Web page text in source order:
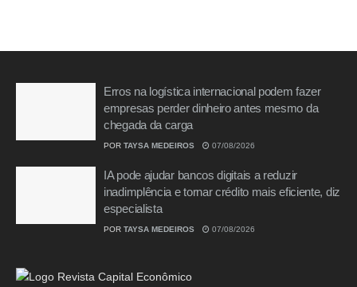
Erros na logística internacional podem fazer
empresas perder dinheiro antes mesmo da
chegada da carga
POR TAYSA MEDEIROS 07/08/2026
IA pode ajudar bancos digitais a reduzir
inadimplência e tornar crédito mais eficiente, diz
especialista
POR TAYSA MEDEIROS 07/08/2026